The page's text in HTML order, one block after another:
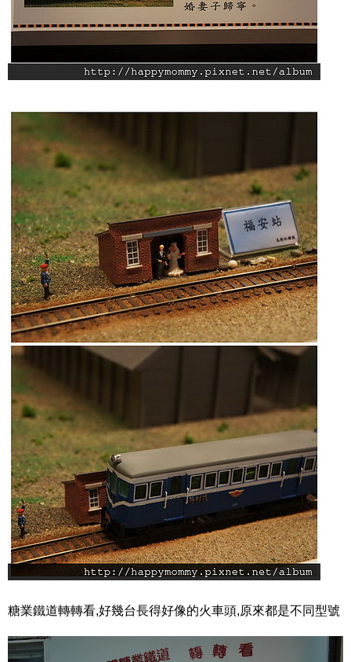
糖業鐵道轉轉看,好幾台長得好像的火車頭,原來都是不同型號